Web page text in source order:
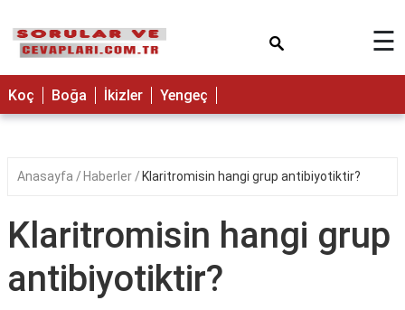
☰
Koç Boğa İkizler Yengeç
Anasayfa Haberler Klaritromisin hangi grup antibiyotiktir?
Klaritromisin hangi grup
antibiyotiktir?